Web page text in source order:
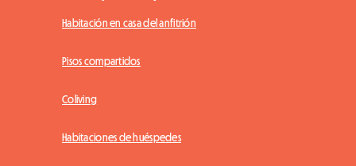
Habitación en casa del anfitrión
Pisos compartidos
Coliving
Habitaciones de huéspedes